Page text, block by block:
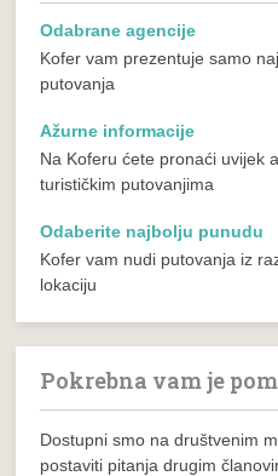
Odabrane agencije
Kofer vam prezentuje samo
putovanja
Ažurne informacije
Na Koferu ćete pronaći uvijek
turističkim putovanjima
Odaberite najbolju punudu
Kofer vam nudi putovanja iz
lokaciju
Pokrebna vam je
Dostupni smo na društvenim
postaviti pitanja drugim